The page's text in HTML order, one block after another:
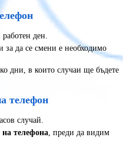
ден.
за да се смени е необходимо
дни, в които случаи ще бъдете
телефон
случай.
на телефона, преди да видим